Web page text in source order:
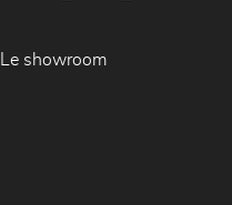
Le showroom